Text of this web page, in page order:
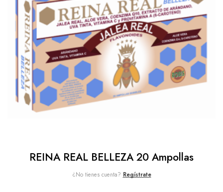
REINA REAL BELLEZA 20 Ampollas
¿No tienes cuenta? Regístrate